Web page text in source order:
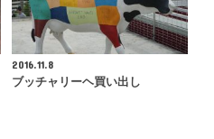
2016.11.8
ブッチャリーヘ買い出し